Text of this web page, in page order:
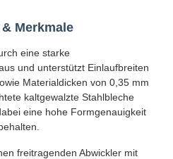
Merkmale
eine starke
und unterstützt Einlaufbreiten
Materialdicken von 0,35 mm
kaltgewalzte Stahlbleche
eine hohe Formgenauigkeit
freitragenden Abwickler mit